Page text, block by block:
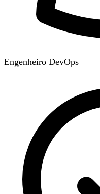
Engenheiro DevOps